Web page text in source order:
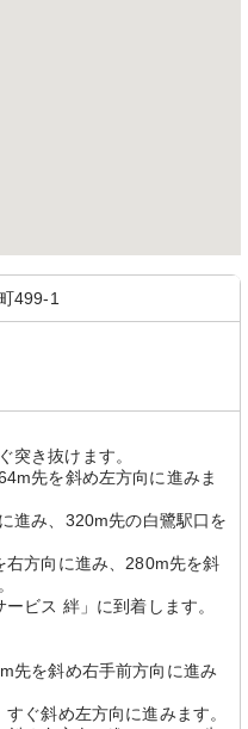
499-1
突き抜けます。
先を斜め左方向に進みま
進み、320m先の白鷺駅口を
右方向に進み、280m先を斜
ビス 絆」に到着します。
先を斜め右手前方向に進み
ぐ斜め左方向に進みます。